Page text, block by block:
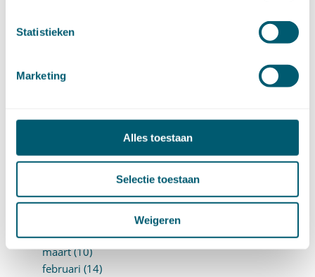
Statistieken
Marketing
Alles toestaan
Selectie toestaan
Weigeren
april (20)
januari (17)
november (8)
september (8)
juni (10)
april (18)
maart (10)
februari (14)